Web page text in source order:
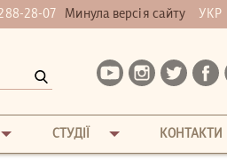
28-07 Минула версія сайту УКР
СТУДІЇ КОНТАКТИ